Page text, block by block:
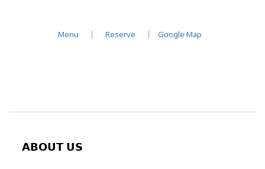
Menu Reserve Google Map
𝗔𝗕𝗢𝗨𝗧 𝗨𝗦